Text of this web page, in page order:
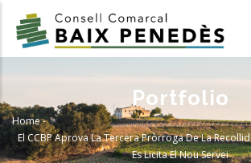
main
Portfolio
Breadcrumb
Home-
El CCBP Aprova La Tercera Pròrroga De La
Es Licita El Nou Servei